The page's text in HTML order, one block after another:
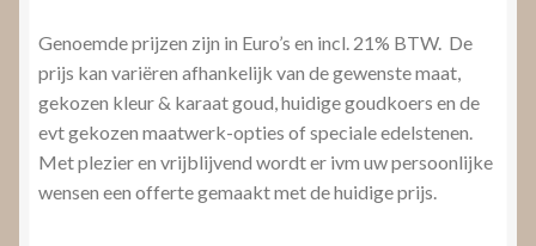
Genoemde prijzen zijn in Euro’s en incl. 21% BTW. De
prijs kan variëren afhankelijk van de gewenste maat,
gekozen kleur & karaat goud, huidige goudkoers en de
evt gekozen maatwerk-opties of speciale edelstenen.
Met plezier en vrijblijvend wordt er ivm uw persoonlijke
wensen een offerte gemaakt met de huidige prijs.